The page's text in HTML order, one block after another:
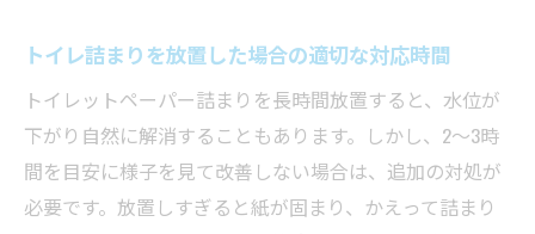
トイレ詰まりを放置した場合の適切な対応時間
トイレットペーパー詰まりを長時間放置すると、水位が
下がり自然に解消することもあります。しかし、2～3時
間を目安に様子を見て改善しない場合は、追加の対処が
必要です。放置しすぎると紙が固まり、かえって詰まり